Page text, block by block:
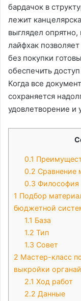
бардачок в
лежит
выглядел
лайфхак
без покупки
обеспечить
Когда все
сохраняется
удовлетворение и
0.1
0.2 Сравнение
0.3 Философия
1 Подбор
бюджетной
1.1 База
1.2 Тип
1.3 Совет
2 Мастер-класс
выкройки
2.1 Ход работ
2.2 Данные